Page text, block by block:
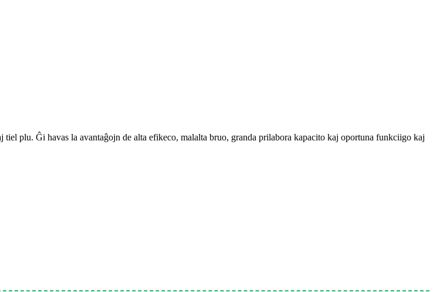
plu. Ĝi havas la avantaĝojn de alta efikeco, malalta bruo, granda prilabora kapacito kaj oportuna funkciigo kaj